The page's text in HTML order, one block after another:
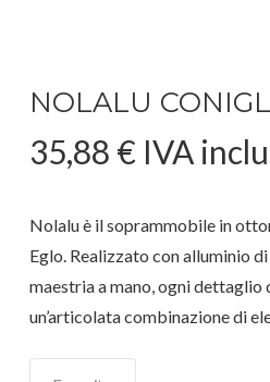
NOLALU
35,88 € IVA
Nolalu è il soprammobile in
Eglo. Realizzato con alluminio
maestria a mano, ogni dettaglio
un’articolata combinazione di